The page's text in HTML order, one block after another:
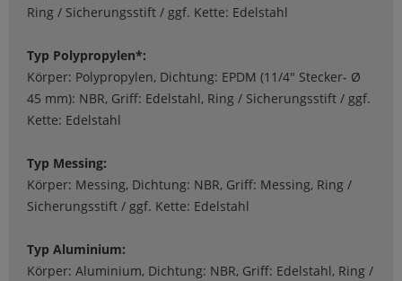
Ring / Sicherungsstift / ggf. Kette: Edelstahl
Typ Polypropylen*:
Körper: Polypropylen, Dichtung: EPDM (11/4" Stecker- Ø
45 mm): NBR, Griff: Edelstahl, Ring / Sicherungsstift / ggf.
Kette: Edelstahl
Typ Messing:
Körper: Messing, Dichtung: NBR, Griff: Messing, Ring /
Sicherungsstift / ggf. Kette: Edelstahl
Typ Aluminium:
Körper: Aluminium, Dichtung: NBR, Griff: Edelstahl, Ring /